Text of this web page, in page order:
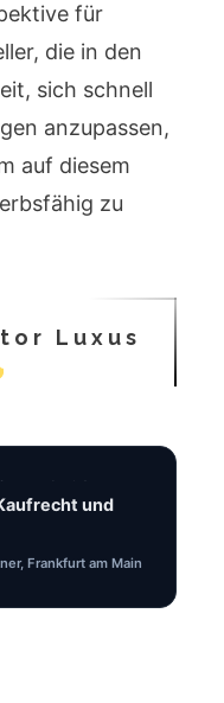
für
die in den
sich schnell
anzupassen,
auf diesem
zu
Luxus
und
Frankfurt am Main